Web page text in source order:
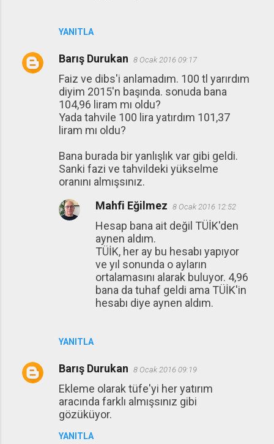
YANITLA
Barış Durukan 8 Ocak 2016 09:17
Faiz ve dibs'i anlamadım. 100 tl yarırdım
diyim 2015'n başında. sonuda bana
104,96 liram mı oldu?
Yada tahvile 100 lira yatırdım 101,37
liram mı oldu?
Bana burada bir yanlışlık var gibi geldi.
Sanki fazi ve tahvildeki yükselme
oranını almışsınız.
YANITLA
Mahfi Eğilmez 8 Ocak 2016 12:52
Hesap bana ait değil TÜİK'den
aynen aldım.
TÜİK, her ay bu hesabı yapıyor
ve yıl sonunda o ayların
ortalamasını alarak buluyor. 4,96
bana da tuhaf geldi ama TÜİK'in
hesabı diye aynen aldım.
Barış Durukan 8 Ocak 2016 09:19
Ekleme olarak tüfe'yi her yatırım
aracında farklı almışsınız gibi
gözüküyor.
YANITLA